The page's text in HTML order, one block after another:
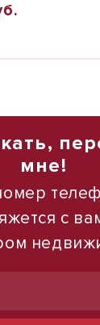
мне!
с